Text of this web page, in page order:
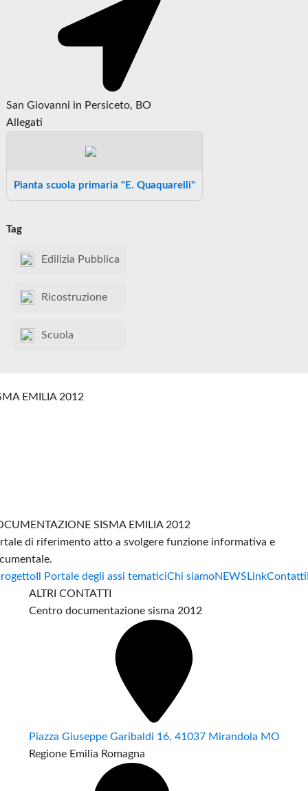
San Giovanni in Persiceto, BO
Allegati
Pianta scuola primaria "E. Quaquarelli"
Tag
Edilizia Pubblica
Ricostruzione
Scuola
EMILIA 2012
SISMA EMILIA 2012
di riferimento atto a svolgere funzione informativa e
Il Portale degli assi tematiciChi siamoNEWS LinkContatti
ALTRI CONTATTI
Centro documentazione sisma 2012
Piazza Giuseppe Garibaldi 16, 41037 Mirandola MO
Regione Emilia Romagna